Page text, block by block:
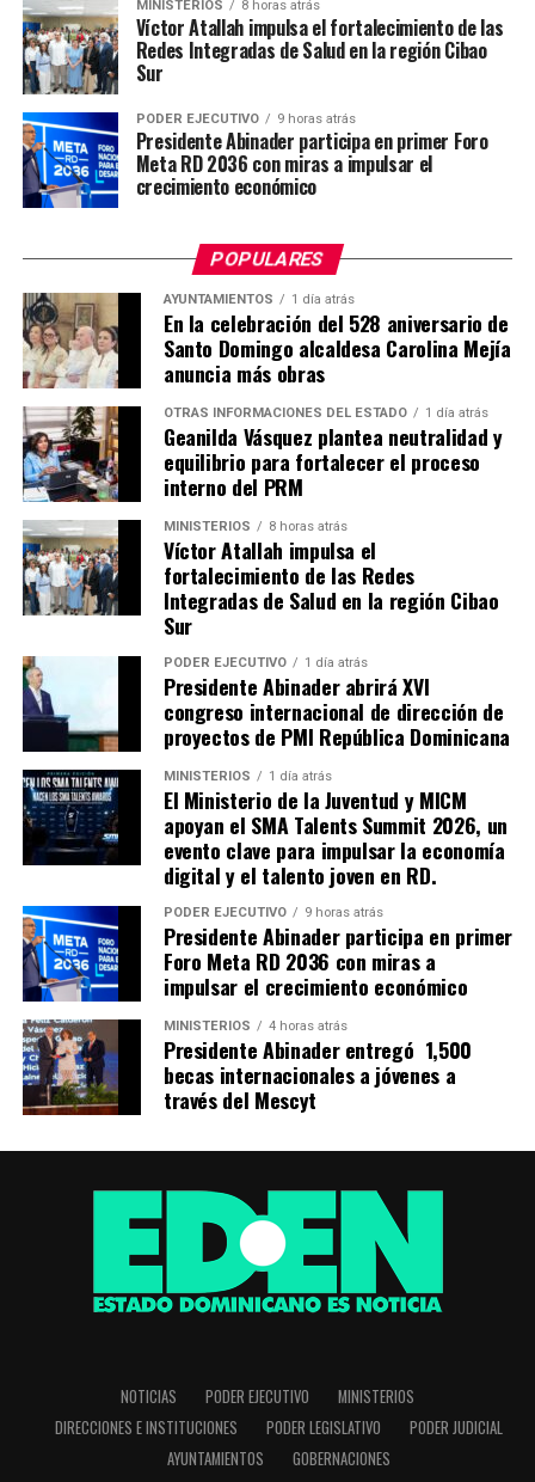
MINISTERIOS 8 horas atrás
Víctor Atallah impulsa el fortalecimiento de las
Redes Integradas de Salud en la región Cibao
Sur
PODER EJECUTIVO 9 horas atrás
Presidente Abinader participa en primer Foro
Meta RD 2036 con miras a impulsar el
crecimiento económico
POPULARES
AYUNTAMIENTOS 1 día atrás
En la celebración del 528 aniversario de
Santo Domingo alcaldesa Carolina Mejía
anuncia más obras
OTRAS INFORMACIONES DEL ESTADO 1 día atrás
Geanilda Vásquez plantea neutralidad y
equilibrio para fortalecer el proceso
interno del PRM
MINISTERIOS 8 horas atrás
Víctor Atallah impulsa el
fortalecimiento de las Redes
Integradas de Salud en la región Cibao
Sur
PODER EJECUTIVO 1 día atrás
Presidente Abinader abrirá XVI
congreso internacional de dirección de
proyectos de PMI República Dominicana
MINISTERIOS 1 día atrás
El Ministerio de la Juventud y MICM
apoyan el SMA Talents Summit 2026, un
evento clave para impulsar la economía
digital y el talento joven en RD.
PODER EJECUTIVO 9 horas atrás
Presidente Abinader participa en primer
Foro Meta RD 2036 con miras a
impulsar el crecimiento económico
MINISTERIOS 4 horas atrás
Presidente Abinader entregó 1,500
becas internacionales a jóvenes a
través del Mescyt
NOTICIAS PODER EJECUTIVO
MINISTERIOS
DIRECCIONES E INSTITUCIONES
PODER LEGISLATIVO
PODER JUDICIAL
AYUNTAMIENTOS
GOBERNACIONES